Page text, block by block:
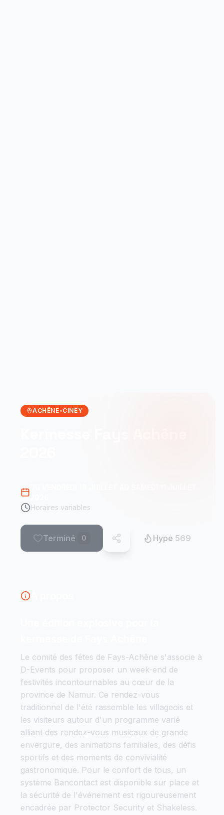
ACHÊNE•CINEY
Horaires variables
Terminé 0 Hype 569
Le comité des fêtes de Fays-Achêne s'associe à
D-Events pour proposer un week-end de
festivités incontournables au cœur de la
province de Namur. Ce rendez-vous
traditionnel de l'été rassemble les villageois et
les visiteurs autour d'un programme varié
alliant des rendez-vous musicaux de grande
envergure, des animations familiales, des défis
sportifs et des moments de convivialité
gastronomique. Pour le confort de tous, un
système Bancontact est disponible sur place et
la sécurité de l'événement est rigoureusement
encadrée par Protector Security et Shakeless.